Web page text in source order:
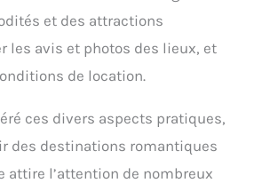
et des attractions
les avis et photos des lieux, et
de location.
ces divers aspects pratiques,
des destinations romantiques
attire l’attention de nombreux